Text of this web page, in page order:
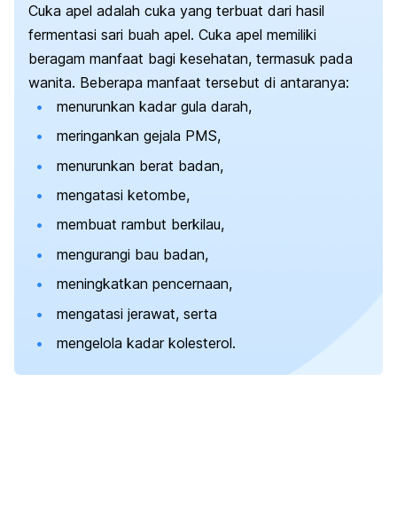
Cuka apel adalah cuka yang terbuat dari hasil
fermentasi sari buah apel. Cuka apel memiliki
beragam manfaat bagi kesehatan, termasuk pada
wanita. Beberapa manfaat tersebut di antaranya:
menurunkan kadar gula darah,
meringankan gejala PMS,
menurunkan berat badan,
mengatasi ketombe,
membuat rambut berkilau,
mengurangi bau badan,
meningkatkan pencernaan,
mengatasi jerawat, serta
mengelola kadar kolesterol.